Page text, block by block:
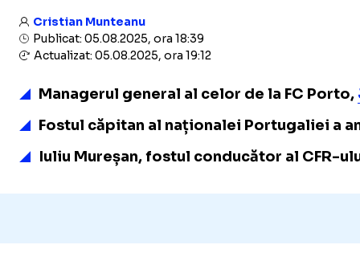
Cristian Munteanu
Publicat: 05.08.2025, ora 18:39
Actualizat: 05.08.2025, ora 19:12
Managerul general al celor de la FC Porto,
Fostul căpitan al naționalei Portugaliei a
Iuliu Mureșan, fostul conducător al CFR-